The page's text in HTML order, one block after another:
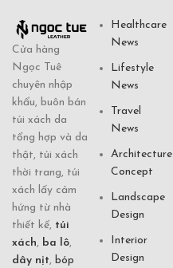
Cửa hàng
Ngọc Tuê
chuyên nhập
khẩu, buôn bán
túi xách da
tổng hợp và da
thật, túi xách
thời trang, túi
xách lấy cảm
hứng từ nhà
thiết kế, túi
xách, ba lô,
dây nịt, bóp
Healthcare
News
Lifestyle
News
Travel
News
Architecture
Concept
Landscape
Design
Interior
Design